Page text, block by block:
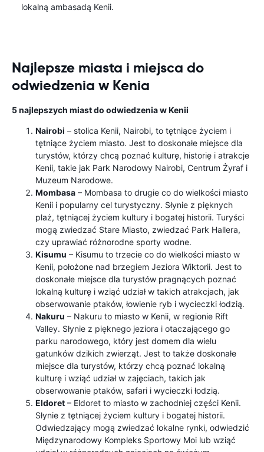
lokalną ambasadą Kenii.
Najlepsze miasta i miejsca do
odwiedzenia w Kenia
5 najlepszych miast do odwiedzenia w Kenii
Nairobi – stolica Kenii, Nairobi, to tętniące życiem i
tętniące życiem miasto. Jest to doskonałe miejsce dla
turystów, którzy chcą poznać kulturę, historię i atrakcje
Kenii, takie jak Park Narodowy Nairobi, Centrum Żyraf i
Muzeum Narodowe.
Mombasa – Mombasa to drugie co do wielkości miasto
Kenii i popularny cel turystyczny. Słynie z pięknych
plaż, tętniącej życiem kultury i bogatej historii. Turyści
mogą zwiedzać Stare Miasto, zwiedzać Park Hallera,
czy uprawiać różnorodne sporty wodne.
Kisumu – Kisumu to trzecie co do wielkości miasto w
Kenii, położone nad brzegiem Jeziora Wiktorii. Jest to
doskonałe miejsce dla turystów pragnących poznać
lokalną kulturę i wziąć udział w takich atrakcjach, jak
obserwowanie ptaków, łowienie ryb i wycieczki łodzią.
Nakuru – Nakuru to miasto w Kenii, w regionie Rift
Valley. Słynie z pięknego jeziora i otaczającego go
parku narodowego, który jest domem dla wielu
gatunków dzikich zwierząt. Jest to także doskonałe
miejsce dla turystów, którzy chcą poznać lokalną
kulturę i wziąć udział w zajęciach, takich jak
obserwowanie ptaków, safari i wycieczki łodzią.
Eldoret – Eldoret to miasto w zachodniej części Kenii.
Słynie z tętniącej życiem kultury i bogatej historii.
Odwiedzający mogą zwiedzać lokalne rynki, odwiedzić
Międzynarodowy Kompleks Sportowy Moi lub wziąć